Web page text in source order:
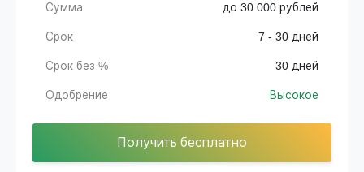
Сумма до 30 000 рублей
Срок 7 - 30 дней
Срок без % 30 дней
Одобрение Высокое
Получить бесплатно